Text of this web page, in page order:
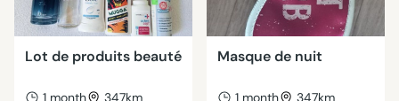
Lot de produits beauté
1 month 347km
Masque de nuit
1 month 347km